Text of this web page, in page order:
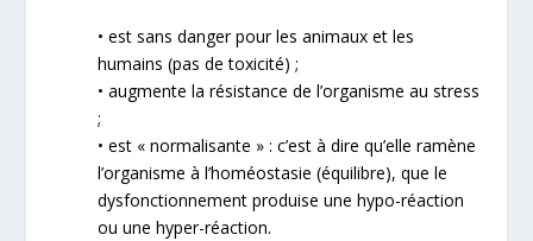
• est sans danger pour les animaux et les
humains (pas de toxicité) ;
• augmente la résistance de l’organisme au stress
;
• est « normalisante » : c’est à dire qu’elle ramène
l’organisme à l’homéostasie (équilibre), que le
dysfonctionnement produise une hypo-réaction
ou une hyper-réaction.